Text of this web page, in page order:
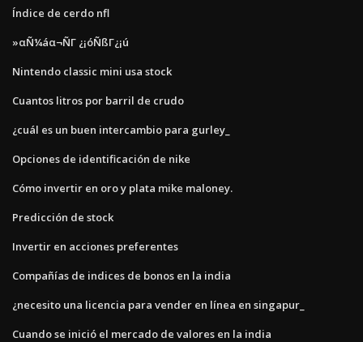
Índice de cerdo nfl
»αÑ¼áα¬ÑΓ ¿¡óÑßΓ¿¡ú
Nintendo classic mini usa stock
Cuantos litros por barril de crudo
¿cuál es un buen intercambio para gurley_
Opciones de identificación de nike
Cómo invertir en oro y plata mike maloney.
Predicción de stock
Invertir en acciones preferentes
Compañías de indices de bonos en la india
¿necesito una licencia para vender en línea en singapur_
Cuando se inició el mercado de valores en la india